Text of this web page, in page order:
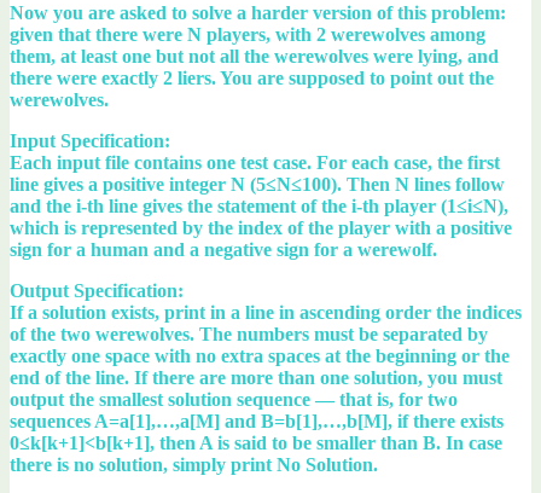
Now you are asked to solve a harder version of this problem:
given that there were N players, with 2 werewolves among
them, at least one but not all the werewolves were lying, and
there were exactly 2 liers. You are supposed to point out the
werewolves.
Input Specification:
Each input file contains one test case. For each case, the first
line gives a positive integer N (5≤N≤100). Then N lines follow
and the i-th line gives the statement of the i-th player (1≤i≤N),
which is represented by the index of the player with a positive
sign for a human and a negative sign for a werewolf.
Output Specification:
If a solution exists, print in a line in ascending order the indices
of the two werewolves. The numbers must be separated by
exactly one space with no extra spaces at the beginning or the
end of the line. If there are more than one solution, you must
output the smallest solution sequence — that is, for two
sequences A=a[1],…,a[M] and B=b[1],…,b[M], if there exists
0≤k[k+1]<b[k+1], then A is said to be smaller than B. In case
there is no solution, simply print No Solution.